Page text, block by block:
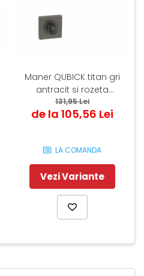
Maner QUBICK titan gri
antracit si rozeta
patrata PZ / BB / WC
131,95 Lei
de la 105,56 Lei
LA COMANDA
Vezi Variante